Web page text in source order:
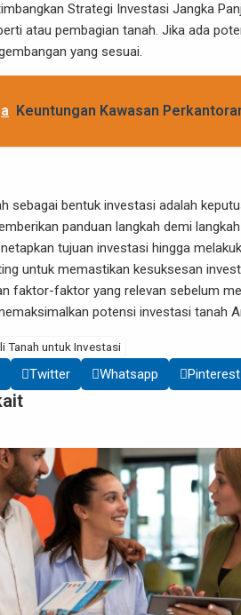
Strategi Investasi Jangka
atau pembagian tanah. Jika ada
yang sesuai.
Keuntungan Kawasan
sebagai bentuk investasi adalah
panduan langkah demi
tujuan investasi hingga
untuk memastikan kesuksesan
faktor-faktor yang relevan sebelum
potensi investasi tanah
Tanah untuk Investasi
Twitter Whatsapp Pinterest
Property